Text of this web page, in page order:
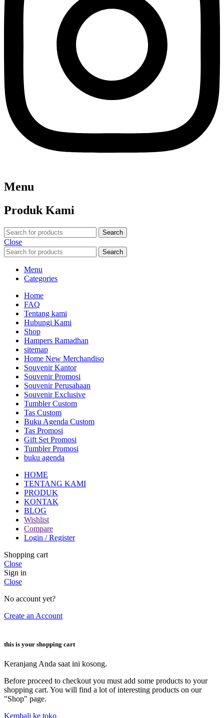
Menu
Produk Kami
Search
Close
Search
Menu
Categories
Home
FAQ
Tentang kami
Hubungi Kami
Shop
Hampers Ramadhan
sitemap
Home New Merchandiso
Souvenir Kantor
Souvenir Promosi
Souvenir Perusahaan
Souvenir Exclusive
Tumbler Custom
Tas Custom
Buku Agenda Custom
Tas Promosi
Gift Set Promosi
Tumbler Promosi
buku agenda
HOME
TENTANG KAMI
PRODUK
KONTAK
BLOG
Wishlist
Compare
Login / Register
Shopping cart
Close
Sign in
Close
No account yet?
Create an Account
this is your shopping cart
Keranjang Anda saat ini kosong.
Before proceed to checkout you must add some products to your
shopping cart. You will find a lot of interesting products on our
"Shop" page.
Kembali ke toko